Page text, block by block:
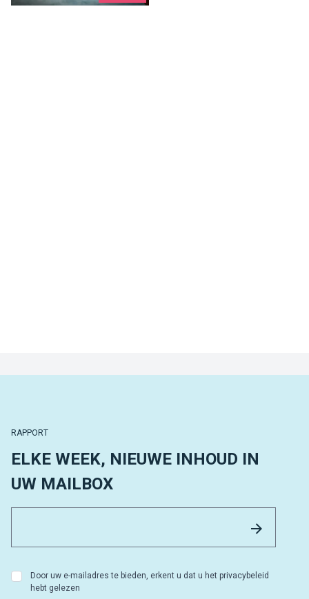
RAPPORT
ELKE WEEK, NIEUWE INHOUD IN
UW MAILBOX
Door uw e-mailadres te bieden, erkent u dat u het privacybeleid
hebt gelezen